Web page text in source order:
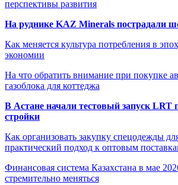
перспективы развития
На руднике KAZ Minerals пострадали
Как меняется культура потребления в
экономии
На что обратить внимание при покупке
газоблока для коттеджа
В Астане начали тестовый запуск LRT
стройки
Как организовать закупку спецодежды
практический подход к оптовым
Финансовая система Казахстана в мае
стремительно меняться